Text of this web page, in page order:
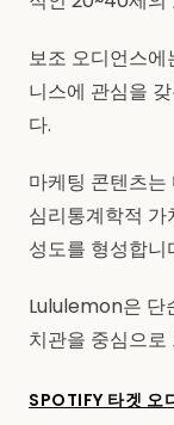
보조 오디언스에
니스에 관심을
다.
마케팅 콘텐츠는
심리통계학적
성도를 형성합니
Lululemon은 단
치관을 중심으
SPOTIFY 타겟 오